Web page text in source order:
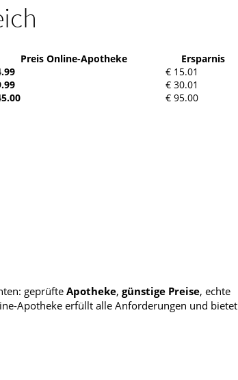
Preis Online-Apotheke
Ersparnis
€ 15.01
€ 30.01
€ 95.00
geprüfte Apotheke, günstige Preise, echte
Apotheke erfüllt alle Anforderungen und bietet